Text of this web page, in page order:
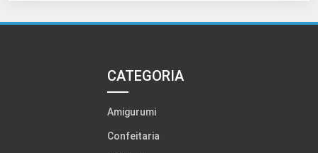
CATEGORIA
Amigurumi
Confeitaria